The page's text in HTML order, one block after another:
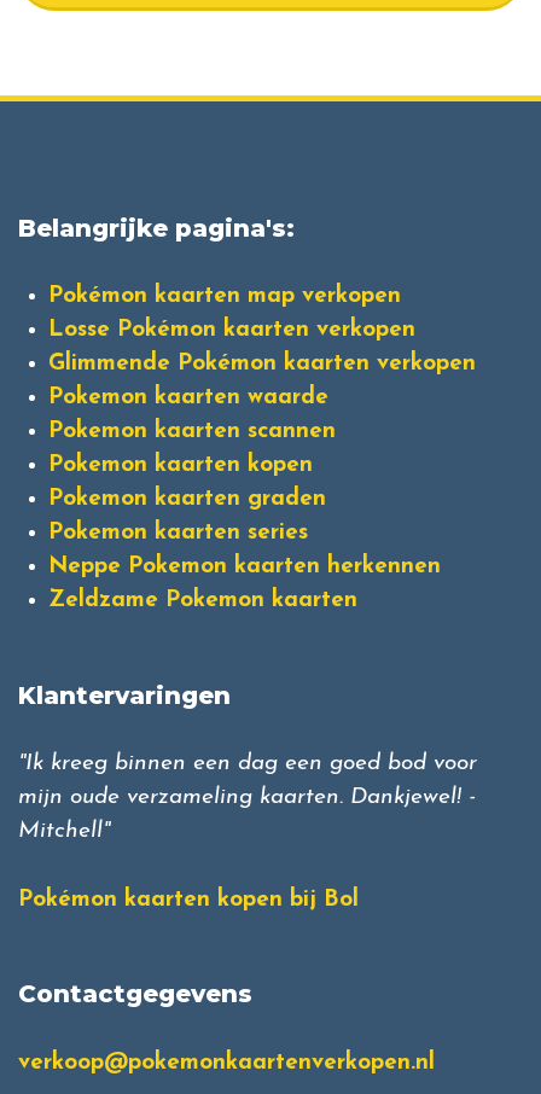
Belangrijke pagina's:
Pokémon kaarten map verkopen
Losse Pokémon kaarten verkopen
Glimmende Pokémon kaarten verkopen
Pokemon kaarten waarde
Pokemon kaarten scannen
Pokemon kaarten kopen
Pokemon kaarten graden
Pokemon kaarten series
Neppe Pokemon kaarten herkennen
Zeldzame Pokemon kaarten
Klantervaringen
"Ik kreeg binnen een dag een goed bod voor
mijn oude verzameling kaarten. Dankjewel! -
Mitchell"
Pokémon kaarten kopen bij Bol
Contactgegevens
verkoop@pokemonkaartenverkopen.nl